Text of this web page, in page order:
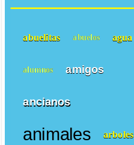
abuelitas abuelos agua
alumnos amigos
ancianos
animales arboles